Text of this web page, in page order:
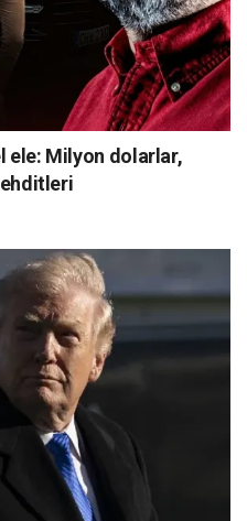
ele: Milyon dolarlar,